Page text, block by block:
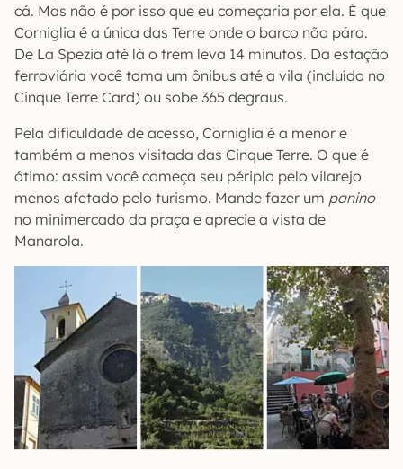
cá. Mas não é por isso que eu começaria por ela. É que
Corniglia é a única das Terre onde o barco não pára.
De La Spezia até lá o trem leva 14 minutos. Da estação
ferroviária você toma um ônibus até a vila (incluído no
Cinque Terre Card) ou sobe 365 degraus.
Pela dificuldade de acesso, Corniglia é a menor e
também a menos visitada das Cinque Terre. O que é
ótimo: assim você começa seu périplo pelo vilarejo
menos afetado pelo turismo. Mande fazer um panino
no minimercado da praça e aprecie a vista de
Manarola.